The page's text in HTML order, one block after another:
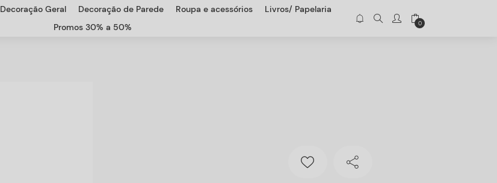
Decoração Geral Decoração de Parede Roupa e acessórios
Livros/ Papelaria
Promos 30% a 50%
0